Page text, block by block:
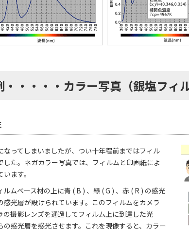
・・・・カラー写真（銀塩フィル
ってしまいましたが、つい十年程前まではフィル
た。ネガカラー写真では、フィルムと印画紙によ
ます。
ムベース材の上に青 ( B ) 、緑 ( G ) 、赤 ( R ) の感光
光層が設けられています。このフィルムをカメラ
の撮影レンズを通過してフィルム上に到達した光
感光層を感光させます。これを現像すると、カラー